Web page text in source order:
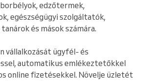
edzőtermek,
egészségügyi szolgáltatók,
és mások számára.
vállalkozását ügyfél- és
automatikus emlékeztetőkkel
online fizetésekkel. Növelje üzletét